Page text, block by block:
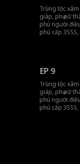
Trùng tộc
giáp, phụ nữ
phú người
phú cấp
EP 9
Trùng tộc
giáp, phụ nữ
phú người
phú cấp